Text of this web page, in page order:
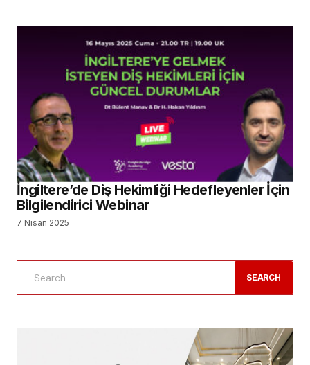
İngiltere’de Diş Hekimliği Hedefleyenler İçin
Bilgilendirici Webinar
7 Nisan 2025
SEARCH